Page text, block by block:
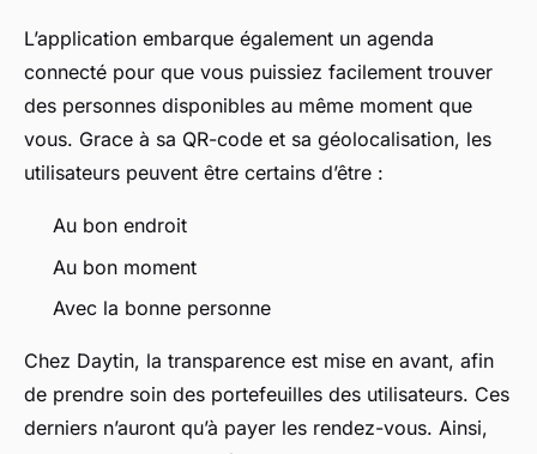
L’application embarque également un agenda
connecté pour que vous puissiez facilement trouver
des personnes disponibles au même moment que
vous. Grace à sa QR-code et sa géolocalisation, les
utilisateurs peuvent être certains d’être :
Au bon endroit
Au bon moment
Avec la bonne personne
Chez Daytin, la transparence est mise en avant, afin
de prendre soin des portefeuilles des utilisateurs. Ces
derniers n’auront qu’à payer les rendez-vous. Ainsi,